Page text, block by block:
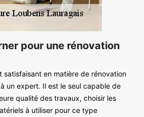
pour une rénovation
satisfaisant en matière de rénovation
un expert. Il est le seul capable de
qualité des travaux, choisir les
à utiliser pour ce type